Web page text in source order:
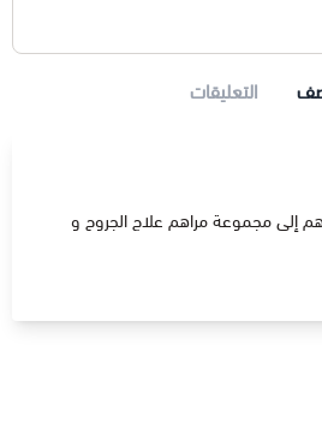
التعليقات
إلى مجموعة مراهم علاج الجروح و
و تستخدم في علاج